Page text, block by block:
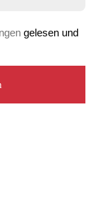
gelesen und